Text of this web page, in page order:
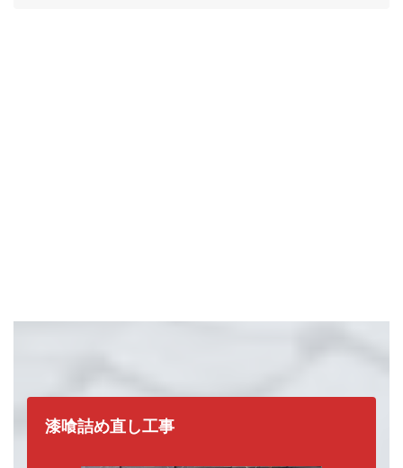
瓦屋根の補修工事の種類
漆喰詰め直し工事